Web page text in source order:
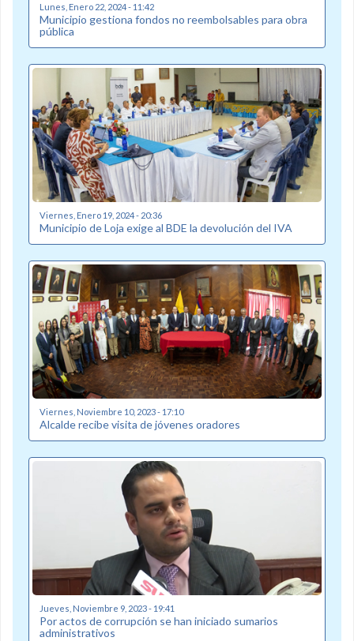
Lunes, Enero 22, 2024 - 11:42
Municipio gestiona fondos no reembolsables para obra
pública
Viernes, Enero 19, 2024 - 20:36
Municipio de Loja exige al BDE la devolución del IVA
Viernes, Noviembre 10, 2023 - 17:10
Alcalde recibe visita de jóvenes oradores
Jueves, Noviembre 9, 2023 - 19:41
Por actos de corrupción se han iniciado sumarios
administrativos